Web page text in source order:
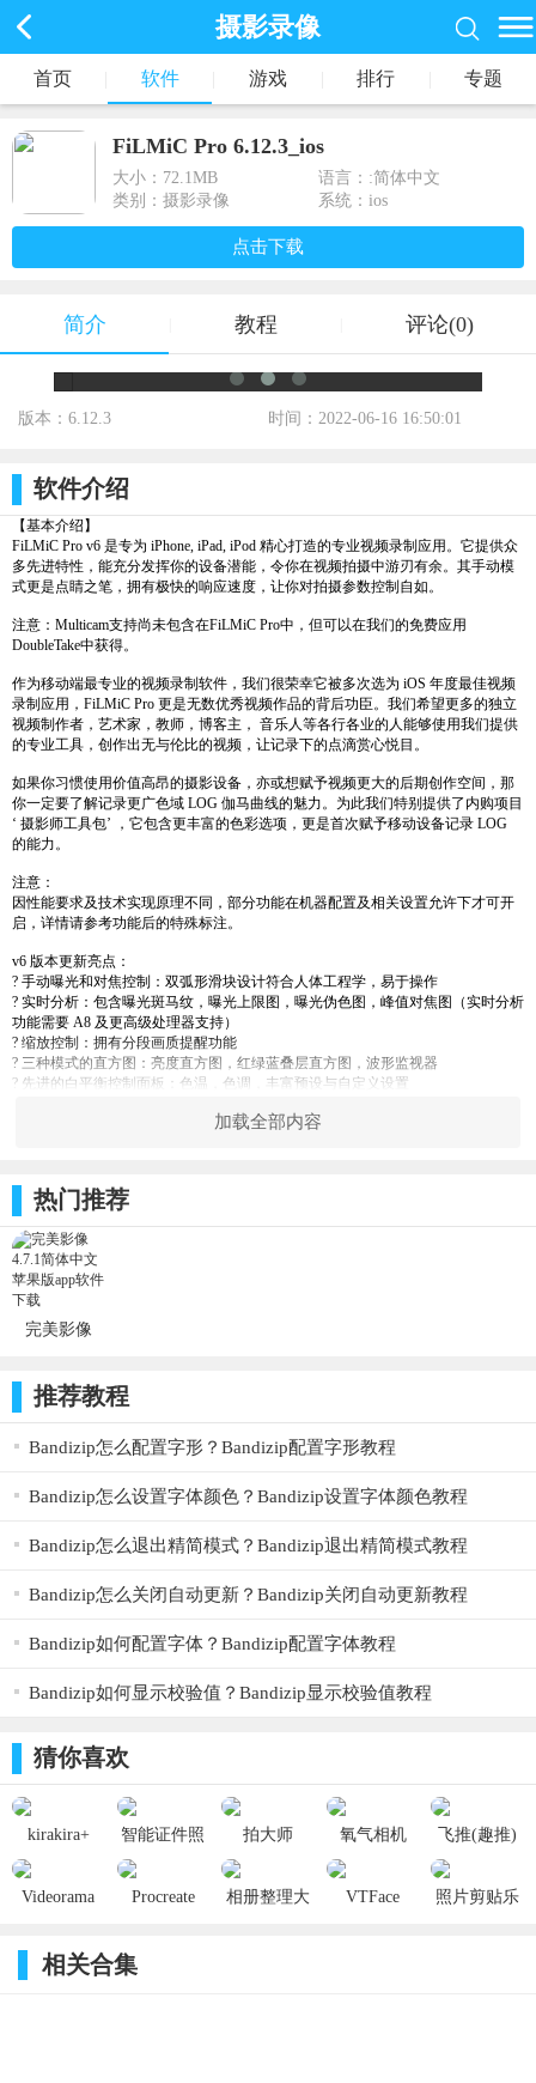
摄影录像
首页 软件 游戏 排行 专题
FiLMiC Pro 6.12.3_ios
大小： 72.1MB
语言：:简体中文
类别：摄影录像
系统：ios
点击下载
简介 教程 评论(0)
版本：6.12.3 时间：2022-06-16 16:50:01
软件介绍
【基本介绍】
FiLMiC Pro v6 是专为 iPhone, iPad, iPod 精心打造的专业视频录制应用。它提供众
多先进特性，能充分发挥你的设备潜能，令你在视频拍摄中游刃有余。其手动模
式更是点睛之笔，拥有极快的响应速度，让你对拍摄参数控制自如。
注意：Multicam支持尚未包含在FiLMiC Pro中，但可以在我们的免费应用
DoubleTake中获得。
作为移动端最专业的视频录制软件，我们很荣幸它被多次选为 iOS 年度最佳视频
录制应用，FiLMiC Pro 更是无数优秀视频作品的背后功臣。我们希望更多的独立
视频制作者，艺术家，教师，博客主， 音乐人等各行各业的人能够使用我们提供
的专业工具，创作出无与伦比的视频，让记录下的点滴赏心悦目。
如果你习惯使用价值高昂的摄影设备，亦或想赋予视频更大的后期创作空间，那
你一定要了解记录更广色域 LOG 伽马曲线的魅力。为此我们特别提供了内购项目
‘ 摄影师工具包’ ，它包含更丰富的色彩选项，更是首次赋予移动设备记录 LOG
的能力。
注意：
因性能要求及技术实现原理不同，部分功能在机器配置及相关设置允许下才可开
启，详情请参考功能后的特殊标注。
v6 版本更新亮点：
? 手动曝光和对焦控制：双弧形滑块设计符合人体工程学，易于操作
? 实时分析：包含曝光斑马纹，曝光上限图，曝光伪色图，峰值对焦图（实时分析
功能需要 A8 及更高级处理器支持）
? 缩放控制：拥有分段画质提醒功能
? 三种模式的直方图：亮度直方图，红绿蓝叠层直方图，波形监视器
? 先进的白平衡控制面板：色温，色调，丰富预设与自定义设置
? FiLMiC 同步：将你的预设存在云端，方便你在多台设备中同步设置
应用内购 - ‘摄影师工具包’ 亮点：
? 四种伽马曲线：动态，自然，FLAT， LOG ?
? 实时色调：阴影，高光调整 ?
? 实时色彩：RGB，普通饱和度，自然饱和度调整 ?
（?可选择购买带有A9或更新处理器的iPhone和带有A10X或更新处理器的iPad。限
制在4k时为30fps）
基础功能：
? 支持水平及竖直拍摄
? 支持缩放速度控制
? 音源帧率同步：帧率 24， 25， 30， 48， 50， 60 （其中 30 帧以上需求 A8 及更
高级处理器）
? 支持可自由设置的延迟摄影
? 支持录制后视频调色：曝光， 对比度，饱和度，色温，色调
? 支持多种长宽比例的引导框
? 支持构图线
? 支持 FiLMiC Remote 遥控器：你可以用另一台设备操控 FiLMiC Pro 软件（其中
? 手动控制调节：曝光，快门速度，对焦，变焦，变焦速度，ISO
1836p，4K 2160p
? 支持发送视频到任何支持 iOS 分享的软件：Facebook，Dropbox，Vimeo，
SanDisk， Vimeo， iXpand，FTP 等（需要手机内安装相应软件）
质， 苹果标准，经济（其中 FiLMiC 极致，码率在 1080p 分辩率时为 50mbps）
? 支持众多第三方配件：Moondog Labs 2.40:1 转接头， 35 毫米镜头转接器
? Zhiyun Smooth 4 gimbal
? 支持众多音频格式：AAC， AIFF 或 PCM
? 支持众多音频高级功能：自动音源采样，音频耳机监听，动态音频表，音源增益
? 支持外接麦克风
加载全部内容
热门推荐
完美影像
推荐教程
Bandizip怎么配置字形？Bandizip配置字形教程
Bandizip怎么设置字体颜色？Bandizip设置字体颜色教程
Bandizip怎么退出精简模式？Bandizip退出精简模式教程
Bandizip怎么关闭自动更新？Bandizip关闭自动更新教程
Bandizip如何配置字体？Bandizip配置字体教程
Bandizip如何显示校验值？Bandizip显示校验值教程
猜你喜欢
kirakira+
2.1.2_ios
智能证件照
1.3.0_ios
拍大师
2.3.8_ios
氧气相机
2.3.40_ios
飞推(趣推)
4.4.14_ios
Videorama
Procreate
相册整理大
VTFace
照片剪贴乐
相关合集